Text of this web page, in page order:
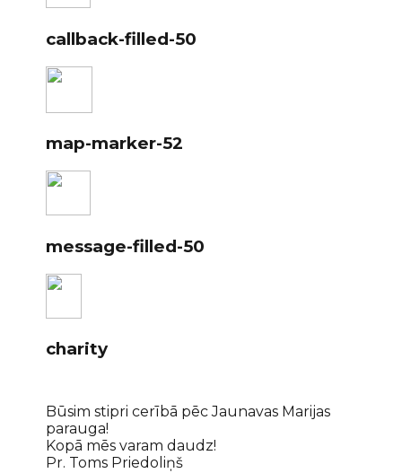
callback-filled-50
map-marker-52
message-filled-50
charity
Būsim stipri cerībā pēc Jaunavas Marijas
parauga!
Kopā mēs varam daudz!
Pr. Toms Priedoliņš